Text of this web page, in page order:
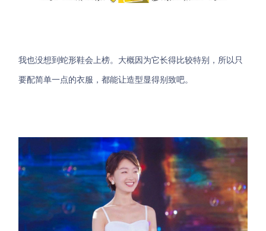
我也没想到蛇形鞋会上榜。大概因为它长得比较特别，所以只
要配简单一点的衣服，都能让造型显得别致吧。